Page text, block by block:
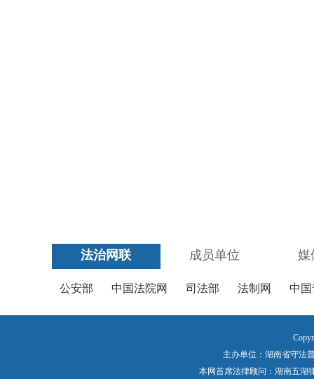
法治网联 成员单位 媒
公安部 中国法院网 司法部 法制网 中
主办单位：湖南省守法
本网首席法律顾问：湖南五湖